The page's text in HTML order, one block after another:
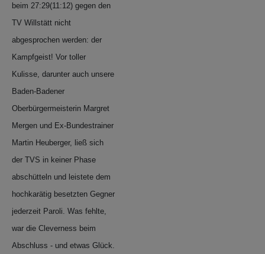
beim 27:29(11:12) gegen den
TV Willstätt nicht
abgesprochen werden: der
Kampfgeist! Vor toller
Kulisse, darunter auch unsere
Baden-Badener
Oberbürgermeisterin Margret
Mergen und Ex-Bundestrainer
Martin Heuberger, ließ sich
der TVS in keiner Phase
abschütteln und leistete dem
hochkarätig besetzten Gegner
jederzeit Paroli. Was fehlte,
war die Cleverness beim
Abschluss - und etwas Glück.